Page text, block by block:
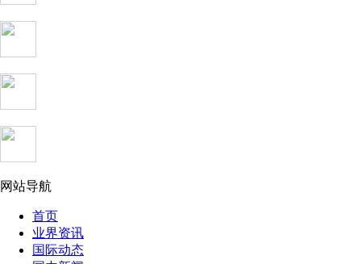
网站导航
首页
业界资讯
国际动态